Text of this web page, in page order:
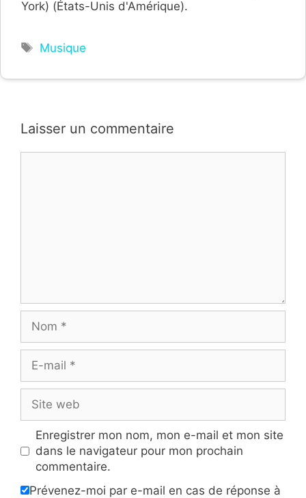
York) (États-Unis d'Amérique).
Étiquettes
Musique
Laisser un commentaire
mail
web
Enregistrer mon nom, mon e-mail et mon site
dans le navigateur pour mon prochain
commentaire.
Prévenez-moi par e-mail en cas de réponse à